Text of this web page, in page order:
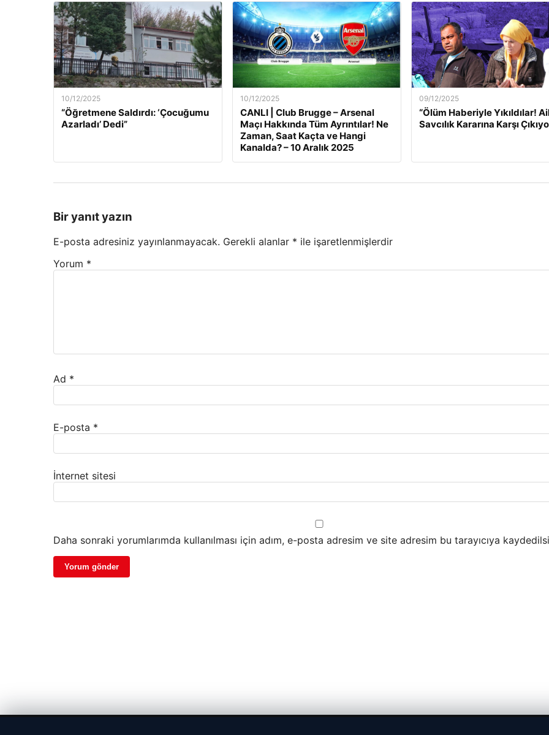
10/12/2025
“Öğretmene Saldırdı: ‘Çocuğumu
Azarladı’ Dedi”
10/12/2025
CANLI | Club Brugge – Arsenal
Maçı Hakkında Tüm Ayrıntılar! Ne
Zaman, Saat Kaçta ve Hangi
Kanalda? – 10 Aralık 2025
09/12/2025
“Ölüm Haberiyle Yıkıldılar!
Savcılık Kararına Karşı
Bir yanıt yazın
E-posta adresiniz yayınlanmayacak. Gerekli alanlar * ile işaretlenmişlerdir
Yorum *
Ad *
E-posta *
İnternet sitesi
Daha sonraki yorumlarımda kullanılması için adım, e-posta adresim ve site adresim bu tarayıcıya